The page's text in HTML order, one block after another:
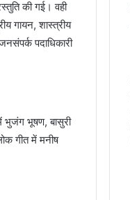
की गई। वही
गायन, शास्त्रीय
पदाधिकारी
भुजंग भूषण, बासुरी
गीत में मनीष